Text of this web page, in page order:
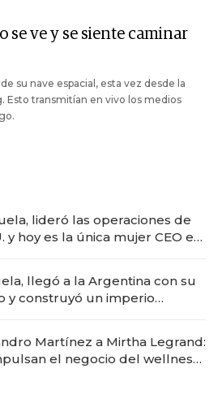
se ve y se siente caminar
su nave espacial, esta vez desde la
Esto transmitían en vivo los medios
lideró las operaciones de
y hoy es la única mujer CEO en
llegó a la Argentina con su
y construyó un imperio
Martínez a Mirtha Legrand:
el negocio del wellness